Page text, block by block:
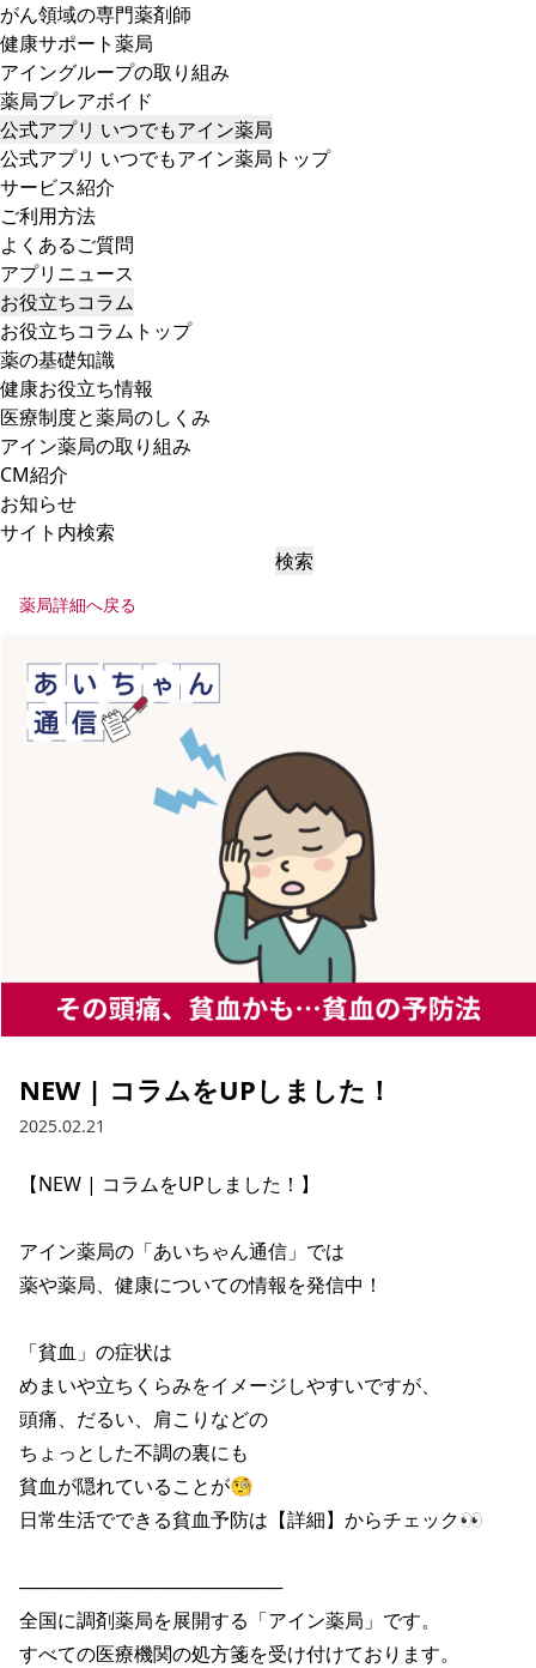
がん領域の専門薬剤師
健康サポート薬局
アイングループの取り組み
薬局プレアボイド
公式アプリ いつでもアイン薬局
公式アプリ いつでもアイン薬局トップ
サービス紹介
ご利用方法
よくあるご質問
アプリニュース
お役立ちコラム
お役立ちコラムトップ
薬の基礎知識
健康お役立ち情報
医療制度と薬局のしくみ
アイン薬局の取り組み
CM紹介
お知らせ
サイト内検索
検索
薬局詳細へ戻る
NEW | コラムをUPしました！
2025.02.21
【NEW | コラムをUPしました！】
アイン薬局の「あいちゃん通信」では
薬や薬局、健康についての情報を発信中！
「貧血」の症状は
めまいや立ちくらみをイメージしやすいですが、
頭痛、だるい、肩こりなどの
ちょっとした不調の裏にも
貧血が隠れていることが🧐
日常生活でできる貧血予防は【詳細】からチェック👀
────────────────────
全国に調剤薬局を展開する「アイン薬局」です。
すべての医療機関の処方箋を受け付けております。